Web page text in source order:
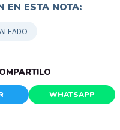
EN ESTA NOTA:
WHATSAPP